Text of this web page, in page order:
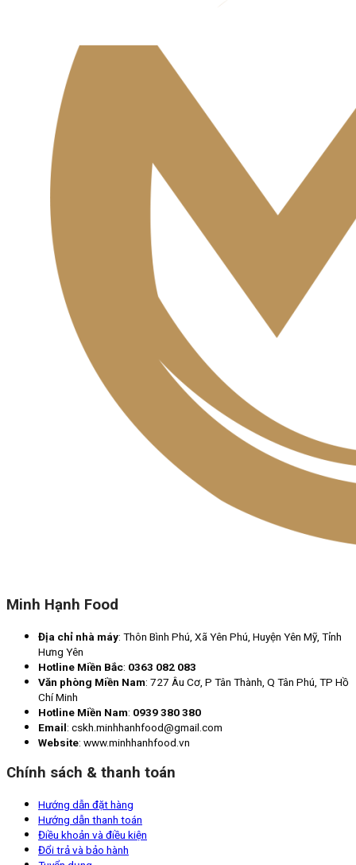
Minh Hạnh Food
Địa chỉ nhà máy: Thôn Bình Phú, Xã Yên Phú, Huyện Yên Mỹ, Tỉnh
Hưng Yên
Hotline Miền Bắc: 0363 082 083
Văn phòng Miền Nam: 727 Âu Cơ, P Tân Thành, Q Tân Phú, TP Hồ
Chí Minh
Hotline Miền Nam: 0939 380 380
Email: cskh.minhhanhfood@gmail.com
Website: www.minhhanhfood.vn
Chính sách & thanh toán
Hướng dẫn đặt hàng
Hướng dẫn thanh toán
Điều khoản và điều kiện
Đổi trả và bảo hành